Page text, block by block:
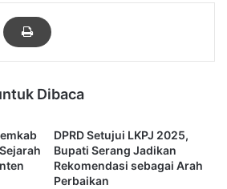
Dibaca
DPRD Setujui LKPJ 2025,
Bupati Serang Jadikan
Rekomendasi sebagai Arah
Perbaikan